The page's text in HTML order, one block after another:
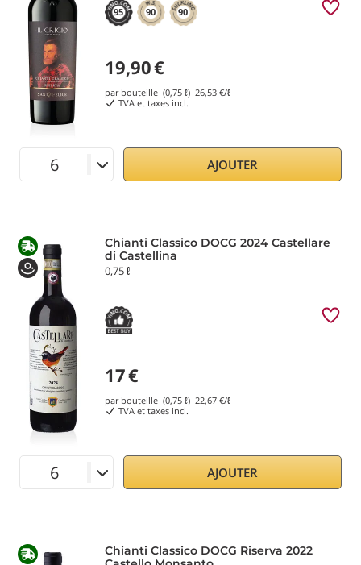
95 90 90
19,90€
par bouteille (0,75 ℓ) 26,53 €/ℓ
TVA et taxes incl.
AJOUTER
Chianti Classico DOCG 2024 Castellare
di Castellina
0,75 ℓ
17€
par bouteille (0,75 ℓ) 22,67 €/ℓ
TVA et taxes incl.
AJOUTER
Chianti Classico DOCG Riserva 2022